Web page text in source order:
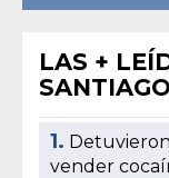
LAS +
1.
vender